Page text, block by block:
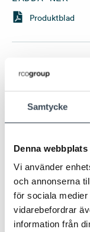
Samtycke
Denna
Vi använder
och annonserna
för sociala
vidarebefordrar
information från
Produktblad
TEKNISK DATA
Teknisk
Mått (BxHxD)
Ingångar